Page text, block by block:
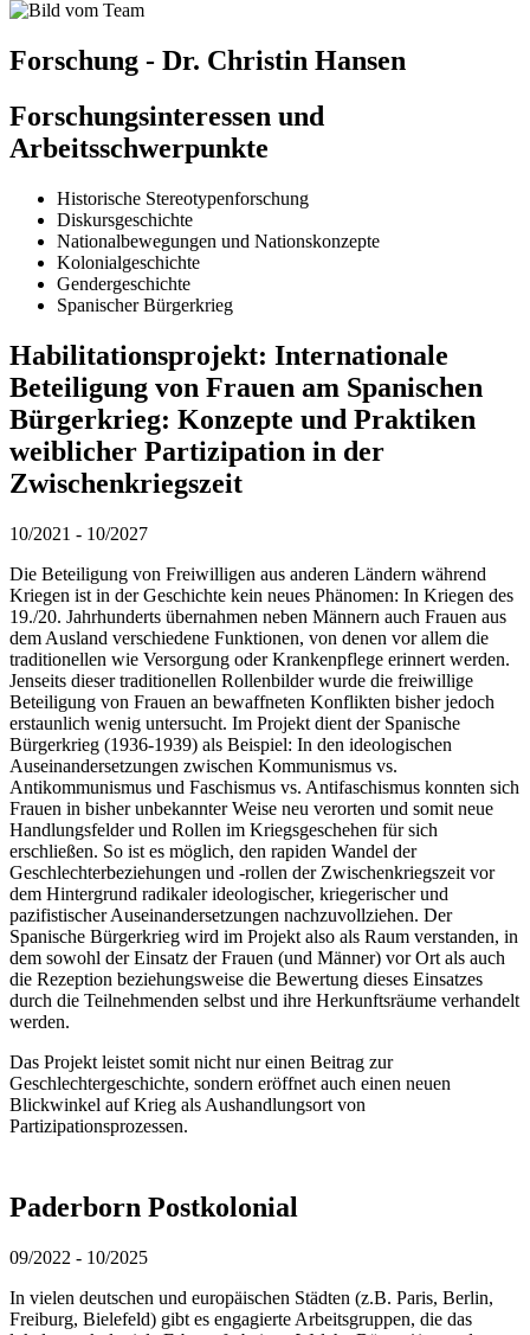
Forschung - Dr. Christin Hansen
Forschungsinteressen und
Arbeitsschwerpunkte
Historische Stereotypenforschung
Diskursgeschichte
Nationalbewegungen und Nationskonzepte
Kolonialgeschichte
Gendergeschichte
Spanischer Bürgerkrieg
Habilitationsprojekt: Internationale
Beteiligung von Frauen am Spanischen
Bürgerkrieg: Konzepte und Praktiken
weiblicher Partizipation in der
Zwischenkriegszeit
10/2021 - 10/2027
Die Beteiligung von Freiwilligen aus anderen Ländern während
Kriegen ist in der Geschichte kein neues Phänomen: In Kriegen des
19./20. Jahrhunderts übernahmen neben Männern auch Frauen aus
dem Ausland verschiedene Funktionen, von denen vor allem die
traditionellen wie Versorgung oder Krankenpflege erinnert werden.
Jenseits dieser traditionellen Rollenbilder wurde die freiwillige
Beteiligung von Frauen an bewaffneten Konflikten bisher jedoch
erstaunlich wenig untersucht. Im Projekt dient der Spanische
Bürgerkrieg (1936-1939) als Beispiel: In den ideologischen
Auseinandersetzungen zwischen Kommunismus vs.
Antikommunismus und Faschismus vs. Antifaschismus konnten sich
Frauen in bisher unbekannter Weise neu verorten und somit neue
Handlungsfelder und Rollen im Kriegsgeschehen für sich
erschließen. So ist es möglich, den rapiden Wandel der
Geschlechterbeziehungen und -rollen der Zwischenkriegszeit vor
dem Hintergrund radikaler ideologischer, kriegerischer und
pazifistischer Auseinandersetzungen nachzuvollziehen. Der
Spanische Bürgerkrieg wird im Projekt also als Raum verstanden, in
dem sowohl der Einsatz der Frauen (und Männer) vor Ort als auch
die Rezeption beziehungsweise die Bewertung dieses Einsatzes
durch die Teilnehmenden selbst und ihre Herkunftsräume verhandelt
werden.
Das Projekt leistet somit nicht nur einen Beitrag zur
Geschlechtergeschichte, sondern eröffnet auch einen neuen
Blickwinkel auf Krieg als Aushandlungsort von
Partizipationsprozessen.
Paderborn Postkolonial
09/2022 - 10/2025
In vielen deutschen und europäischen Städten (z.B. Paris, Berlin,
Freiburg, Bielefeld) gibt es engagierte Arbeitsgruppen, die das